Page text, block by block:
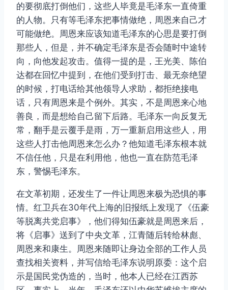
的要彻底打倒他们，这些人毕竟是毛泽东一直倚重
的人物。只有等毛泽东把事情做绝，周恩来自己才
可能做绝。周恩来应该知道毛泽东的心思是要打倒
那些人，但是，并不确定毛泽东是否会随时中途转
向，向他发起攻击。值得一提的是，王光美、陈伯
达都在回忆中提到，在他们受到打击、最无奈绝望
的时候，打电话给其他领导人求助，都拒绝接电
话，只有周恩来是个例外。其实，不是周恩来心地
善良，而是想给自己留下后路。毛泽东一向反复无
常，翻手是云覆手是雨，万一重新启用这些人，用
这些人打击他周恩来怎么办？他知道毛泽东根本就
不信任他，只是在利用他，他也一直在防范毛泽
东，警惕毛泽东。
在文革初期，还发生了一件让周恩来极为恐惧的事
情。红卫兵在30年代上海的旧报纸上发现了《伍豪
等脱离共党启事》，他们得知伍豪就是周恩来后，
将《启事》送到了中央文革，江青随后转给林彪、
周恩来和康生。周恩来随即让身边全部的工作人员
查找相关资料，并写信给毛泽东说明原委：这个启
示是国民党伪造的，当时，他本人已经在江西苏